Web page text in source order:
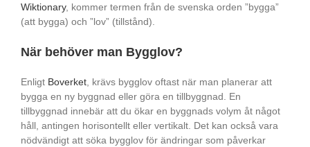
Wiktionary, kommer termen från de svenska orden ”bygga”
(att bygga) och ”lov” (tillstånd).
När behöver man Bygglov?
Enligt Boverket, krävs bygglov oftast när man planerar att
bygga en ny byggnad eller göra en tillbyggnad. En
tillbyggnad innebär att du ökar en byggnads volym åt något
håll, antingen horisontellt eller vertikalt. Det kan också vara
nödvändigt att söka bygglov för ändringar som påverkar